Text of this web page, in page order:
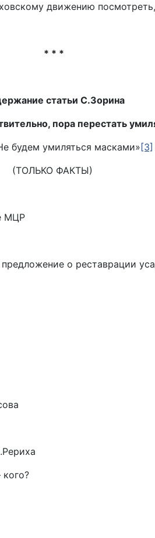
движению
* * *
статьи С.Зорина
пора перестать
будем умиляться масками»[3]
(ТОЛЬКО ФАКТЫ)
МЦР
о реставрации